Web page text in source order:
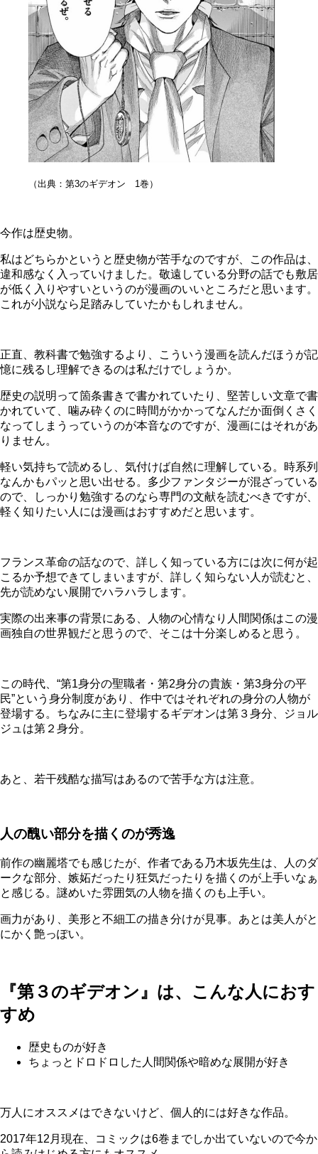
（出典：第3のギデオン 1巻）
今作は歴史物。
私はどちらかというと歴史物が苦手なのですが、この作品は、
違和感なく入っていけました。敬遠している分野の話でも敷居
が低く入りやすいというのが漫画のいいところだと思います。
これが小説なら足踏みしていたかもしれません。
正直、教科書で勉強するより、こういう漫画を読んだほうが記
憶に残るし理解できるのは私だけでしょうか。
歴史の説明って箇条書きで書かれていたり、堅苦しい文章で書
かれていて、噛み砕くのに時間がかかってなんだか面倒くさく
なってしまうっていうのが本音なのですが、漫画にはそれがあ
りません。
軽い気持ちで読めるし、気付けば自然に理解している。時系列
なんかもパッと思い出せる。多少ファンタジーが混ざっている
ので、しっかり勉強するのなら専門の文献を読むべきですが、
軽く知りたい人には漫画はおすすめだと思います。
フランス革命の話なので、詳しく知っている方には次に何が起
こるか予想できてしまいますが、詳しく知らない人が読むと、
先が読めない展開でハラハラします。
実際の出来事の背景にある、人物の心情なり人間関係はこの漫
画独自の世界観だと思うので、そこは十分楽しめると思う。
この時代、“第1身分の聖職者・第2身分の貴族・第3身分の平
民”という身分制度があり、作中ではそれぞれの身分の人物が
登場する。ちなみに主に登場するギデオンは第３身分、ジョル
ジュは第２身分。
あと、若干残酷な描写はあるので苦手な方は注意。
人の醜い部分を描くのが秀逸
前作の幽麗塔でも感じたが、作者である乃木坂先生は、人のダ
ークな部分、嫉妬だったり狂気だったりを描くのが上手いなぁ
と感じる。謎めいた雰囲気の人物を描くのも上手い。
画力があり、美形と不細工の描き分けが見事。あとは美人がと
にかく艶っぽい。
『第３のギデオン』は、こんな人におす
すめ
歴史ものが好き
ちょっとドロドロした人間関係や暗めな展開が好き
万人にオススメはできないけど、個人的には好きな作品。
2017年12月現在、コミックは6巻までしか出ていないので今か